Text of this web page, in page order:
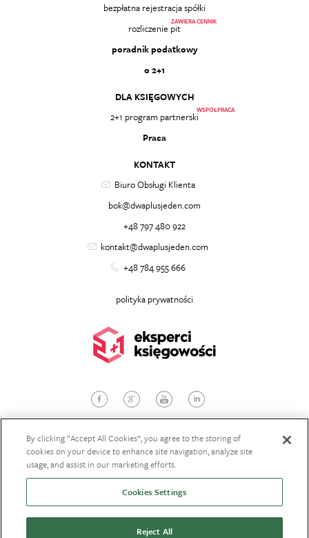
Projekt i wykonanie:
StudioBrothers
POBIERZ OFERTĘ
ZAŁÓŻ SPÓŁKĘ
ZAŁÓŻ DZIAŁALNOŚĆ
bezpłatna rejestracja spółki
rozliczenie pit
ZAWIERA CENNIK
poradnik podatkowy
o 2+1
DLA KSIĘGOWYCH
2+1 program partnerski
WSPÓŁPRACA
Praca
KONTAKT
Biuro Obsługi Klienta
bok@dwaplusjeden.com
+48 797 480 922
kontakt@dwaplusjeden.com
+48 784 955 666
polityka prywatności
By clicking “Accept All Cookies”, you agree to the storing of
cookies on your device to enhance site navigation, analyze site
usage, and assist in our marketing efforts.
Cookies Settings
Reject All